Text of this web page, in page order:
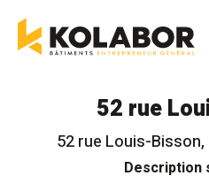
52 rue
52 rue Louis-Bisson,
Description